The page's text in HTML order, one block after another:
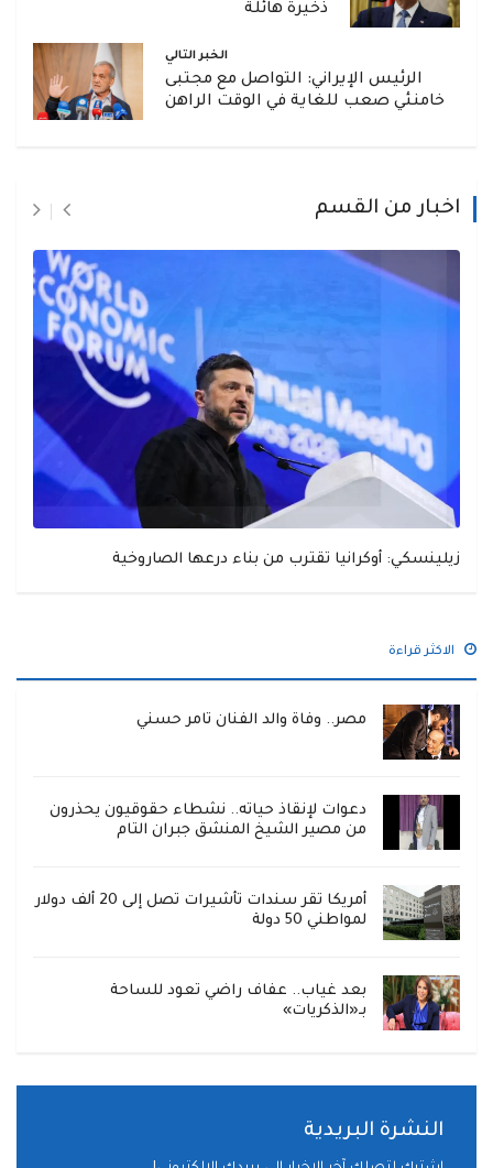
ذخيرة هائلة
الخبر التالي
الرئيس الإيراني: التواصل مع مجتبى
خامنئي صعب للغاية في الوقت الراهن
اخبار من القسم
زيلينسكي: أوكرانيا تقترب من بناء درعها الصاروخية
الاكثر قراءة
مصر.. وفاة والد الفنان تامر حسني
دعوات لإنقاذ حياته.. نشطاء حقوقيون يحذرون
من مصير الشيخ المنشق جبران التام
أمريكا تقر سندات تأشيرات تصل إلى 20 ألف دولار
لمواطني 50 دولة
بعد غياب.. عفاف راضي تعود للساحة
بـ«الذكريات»
النشرة البريدية